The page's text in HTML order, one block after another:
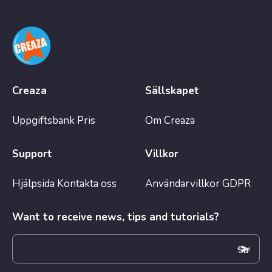
Creaza
Uppgiftsbank Pris
Sällskapet
Om Creaza
Support
Hjälpsida Kontakta oss
Villkor
AnvändarvillkorGDPR
Want to receive news, tips and tutorials?